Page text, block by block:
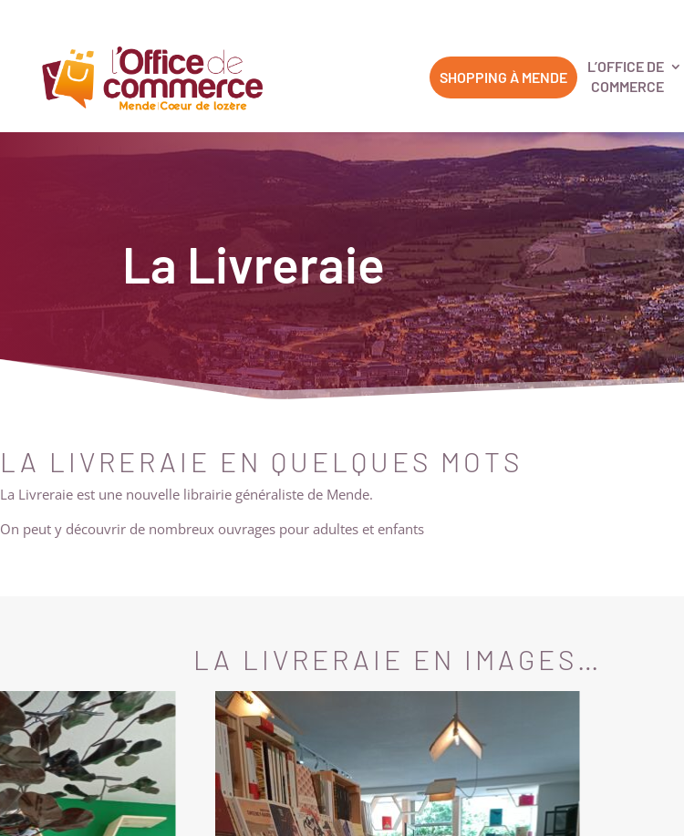
SHOPPING À MENDE
L’OFFICE DE
COMMERCE
La Livreraie
LA LIVRERAIE EN QUELQUES MOTS
La Livreraie est une nouvelle librairie généraliste de Mende.
On peut y découvrir de nombreux ouvrages pour adultes et enfants
LA LIVRERAIE EN IMAGES…